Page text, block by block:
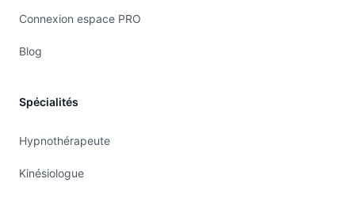
Connexion espace PRO
Blog
Spécialités
Hypnothérapeute
Kinésiologue